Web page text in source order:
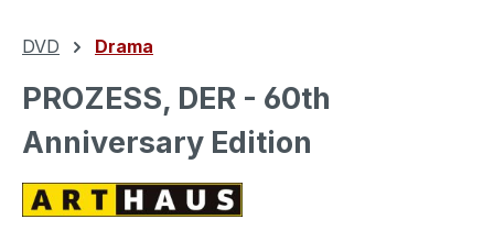
DVD Drama
PROZESS, DER - 60th
Anniversary Edition